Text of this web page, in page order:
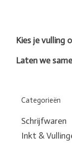
Kies je vulling
Laten we
Categorieën
Schrijfwaren
Inkt &